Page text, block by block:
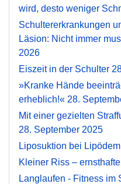
wird, desto weniger
Schultererkrankungen
Läsion: Nicht immer
2026
Eiszeit in der Schulter
»Kranke Hände
erheblich!« 28.
Mit einer gezielten
28. September 2025
Liposuktion bei Lipödem
Kleiner Riss –
Langlaufen - Fitness im